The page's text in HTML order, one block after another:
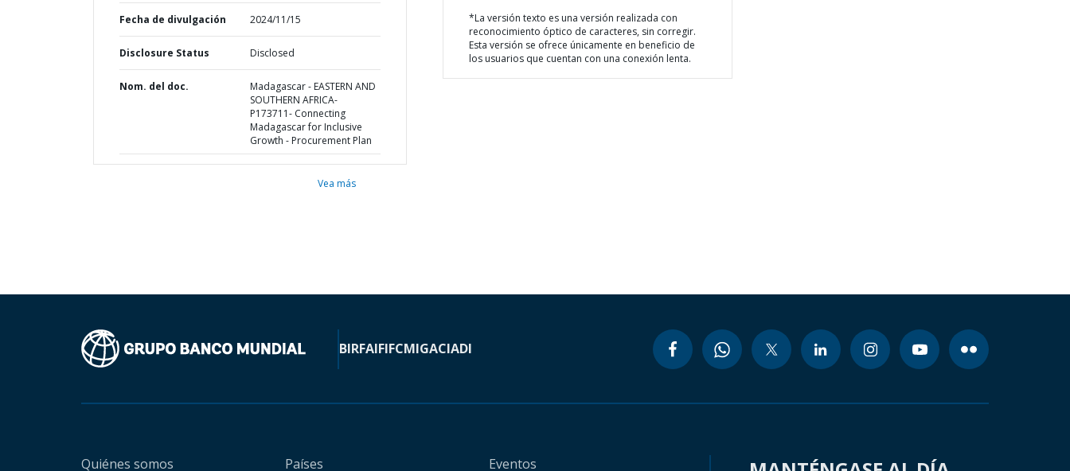
Fecha de divulgación 2024/11/15
Disclosure Status Disclosed
Nom. del doc.
Madagascar - EASTERN AND
SOUTHERN AFRICA-
P173711- Connecting
Madagascar for Inclusive
Growth - Procurement Plan
Vea más
*La versión texto es una versión realizada con
reconocimiento óptico de caracteres, sin corregir.
Esta versión se ofrece únicamente en beneficio de
los usuarios que cuentan con una conexión lenta.
BIRFAIFIFCMIGACIADI
Quiénes somos Países Eventos